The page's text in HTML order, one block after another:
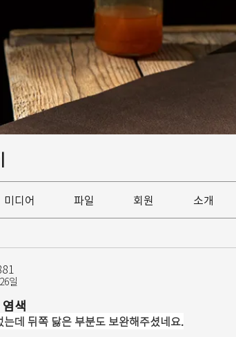
미디어 파일 회원 소개
일
색
데 뒤쪽 닳은 부분도 보완해주셨네요.